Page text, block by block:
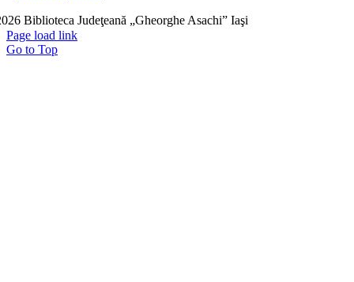
Biblioteca Judeţeană „Gheorghe Asachi” Iaşi
Page load link
Go to Top